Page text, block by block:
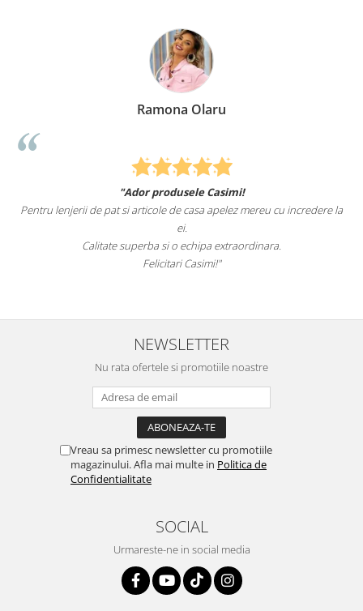
Ramona Olaru
"Ador produsele Casimi!
de pat si articole de casa apelez mereu cu incredere la
Calitate superba si o echipa extraordinara.
Felicitari Casimi!"
sunteti cei mai
NEWSLETTER
Nu rata ofertele si promotiile noastre
Vreau sa primesc newsletter cu promotiile
magazinului. Afla mai multe in Politica de
Confidentialitate
SOCIAL
Urmareste-ne in social media